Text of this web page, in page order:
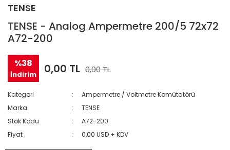
TENSE
TENSE - Analog Ampermetre 200/5 72x72
A72-200
%38
İndirim 0,00 TL 0,00 TL
Kategori
Ampermetre / Voltmetre Komütatörü
Marka
TENSE
Stok Kodu
A72-200
Fiyat
0,00 USD + KDV